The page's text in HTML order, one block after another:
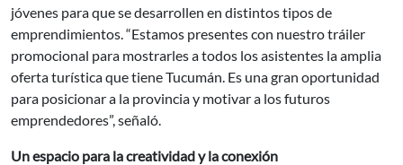
jóvenes para que se desarrollen en distintos tipos de
emprendimientos. “Estamos presentes con nuestro tráiler
promocional para mostrarles a todos los asistentes la amplia
oferta turística que tiene Tucumán. Es una gran oportunidad
para posicionar a la provincia y motivar a los futuros
emprendedores”, señaló.
Un espacio para la creatividad y la conexión